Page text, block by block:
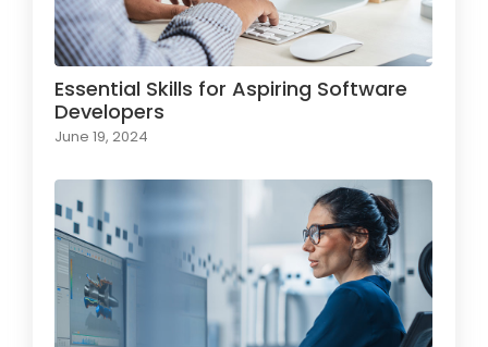
Essential Skills for Aspiring Software
Developers
June 19, 2024